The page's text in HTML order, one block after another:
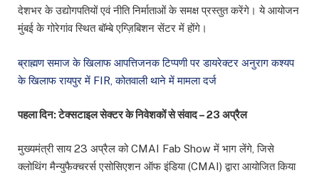
देशभर के उद्योगपतियों एवं नीति निर्माताओं के समक्ष प्रस्तुत करेंगे। ये आयोजन
मुंबई के गोरेगांव स्थित बॉम्बे एग्ज़िबिशन सेंटर में होंगे।
ब्राह्मण समाज के खिलाफ आपत्तिजनक टिप्पणी पर डायरेक्टर अनुराग कश्यप
के खिलाफ रायपुर में FIR, कोतवाली थाने में मामला दर्ज
पहला दिन: टेक्सटाइल सेक्टर के निवेशकों से संवाद – 23 अप्रैल
मुख्यमंत्री साय 23 अप्रैल को CMAI Fab Show में भाग लेंगे, जिसे
क्लोथिंग मैन्युफैक्चरर्स एसोसिएशन ऑफ इंडिया (CMAI) द्वारा आयोजित किया